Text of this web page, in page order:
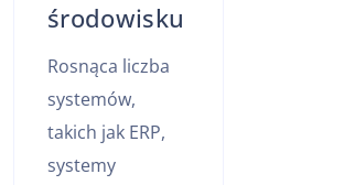
środowisku
Rosnąca liczba
systemów,
takich jak ERP,
systemy